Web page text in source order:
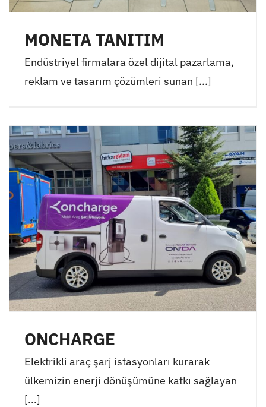
MONETA TANITIM
Endüstriyel firmalara özel dijital pazarlama,
reklam ve tasarım çözümleri sunan [...]
ONCHARGE
Elektrikli araç şarj istasyonları kurarak
ülkemizin enerji dönüşümüne katkı sağlayan
[...]